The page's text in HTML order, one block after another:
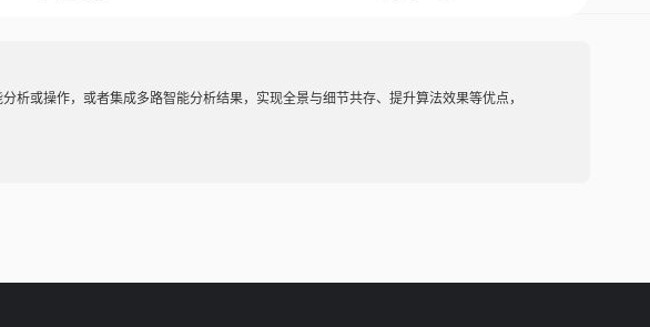
或操作，或者集成多路智能分析结果，实现全景与细节共存、提升算法效果等优点，